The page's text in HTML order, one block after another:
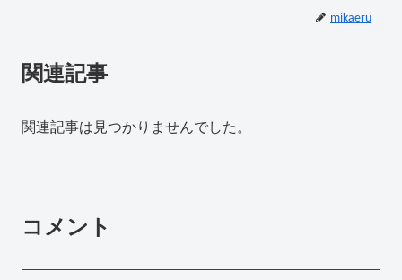
mikaeru
関連記事
関連記事は見つかりませんでした。
コメント